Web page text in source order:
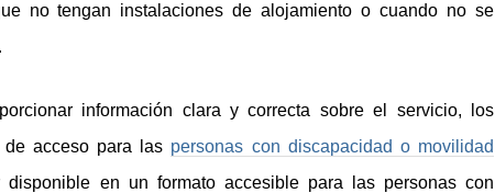
no tengan instalaciones de alojamiento o cuando no se
información clara y correcta sobre el servicio, los
acceso para las personas con discapacidad o movilidad
en un formato accesible para las personas con